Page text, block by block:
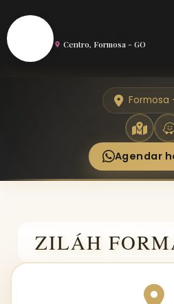
Centro, Formosa - GO
Formosa
Agendar
ZILÁH